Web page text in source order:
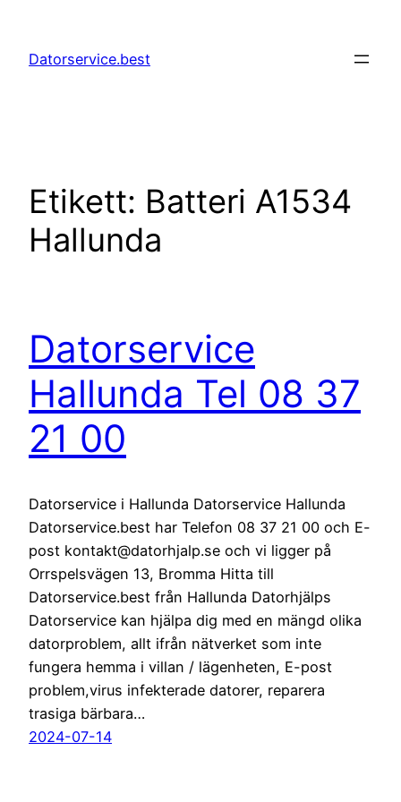
innehåll
Datorservice.best
Etikett: Batteri A1534
Hallunda
Datorservice
Hallunda Tel 08 37
21 00
Datorservice i Hallunda Datorservice Hallunda
Datorservice.best har Telefon 08 37 21 00 och E-
post kontakt@datorhjalp.se och vi ligger på
Orrspelsvägen 13, Bromma Hitta till
Datorservice.best från Hallunda Datorhjälps
Datorservice kan hjälpa dig med en mängd olika
datorproblem, allt ifrån nätverket som inte
fungera hemma i villan / lägenheten, E-post
problem,virus infekterade datorer, reparera
trasiga bärbara…
2024-07-14